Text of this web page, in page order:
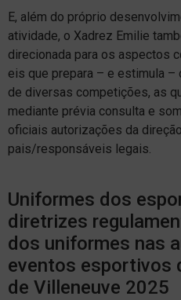
E, além do próprio
atividade, o Xadrez Emilie
direcionada para os aspectos
eis que prepara – e estimula
de diversas competições, as
mediante prévia consulta e
oficiais autorizações da
pais/responsáveis legais.
Uniformes dos
diretrizes
dos uniformes nas
eventos esportivos
de Villeneuve 2025